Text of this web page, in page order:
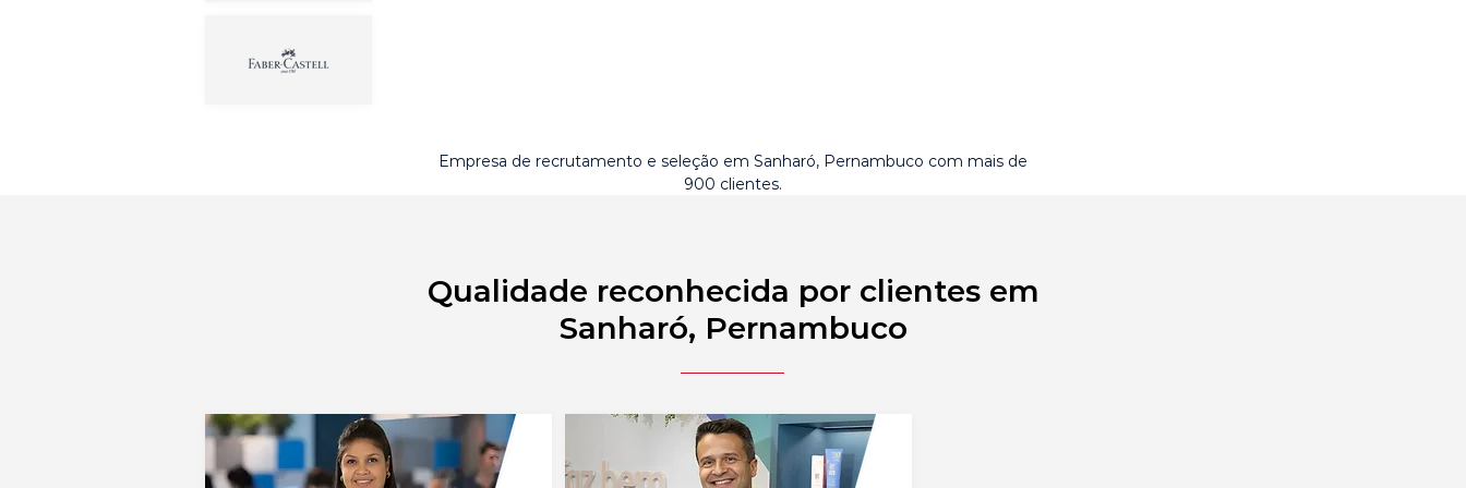
Empresa de recrutamento e seleção em Sanharó, Pernambuco com mais de
900 clientes.
Qualidade reconhecida por clientes em
Sanharó, Pernambuco